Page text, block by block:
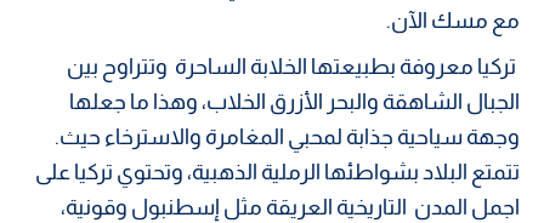
مع مسك الآن.
تركيا معروفة بطبيعتها الخلابة الساحرة وتتراوح بين
الجبال الشاهقة والبحر الأزرق الخلاب، وهذا ما جعلها
وجهة سياحية جذابة لمحبي المغامرة والاسترخاء حيث.
تتمتع البلاد بشواطئها الرملية الذهبية، وتحتوي تركيا على
اجمل المدن التاريخية العريقة مثل إسطنبول وقونية،